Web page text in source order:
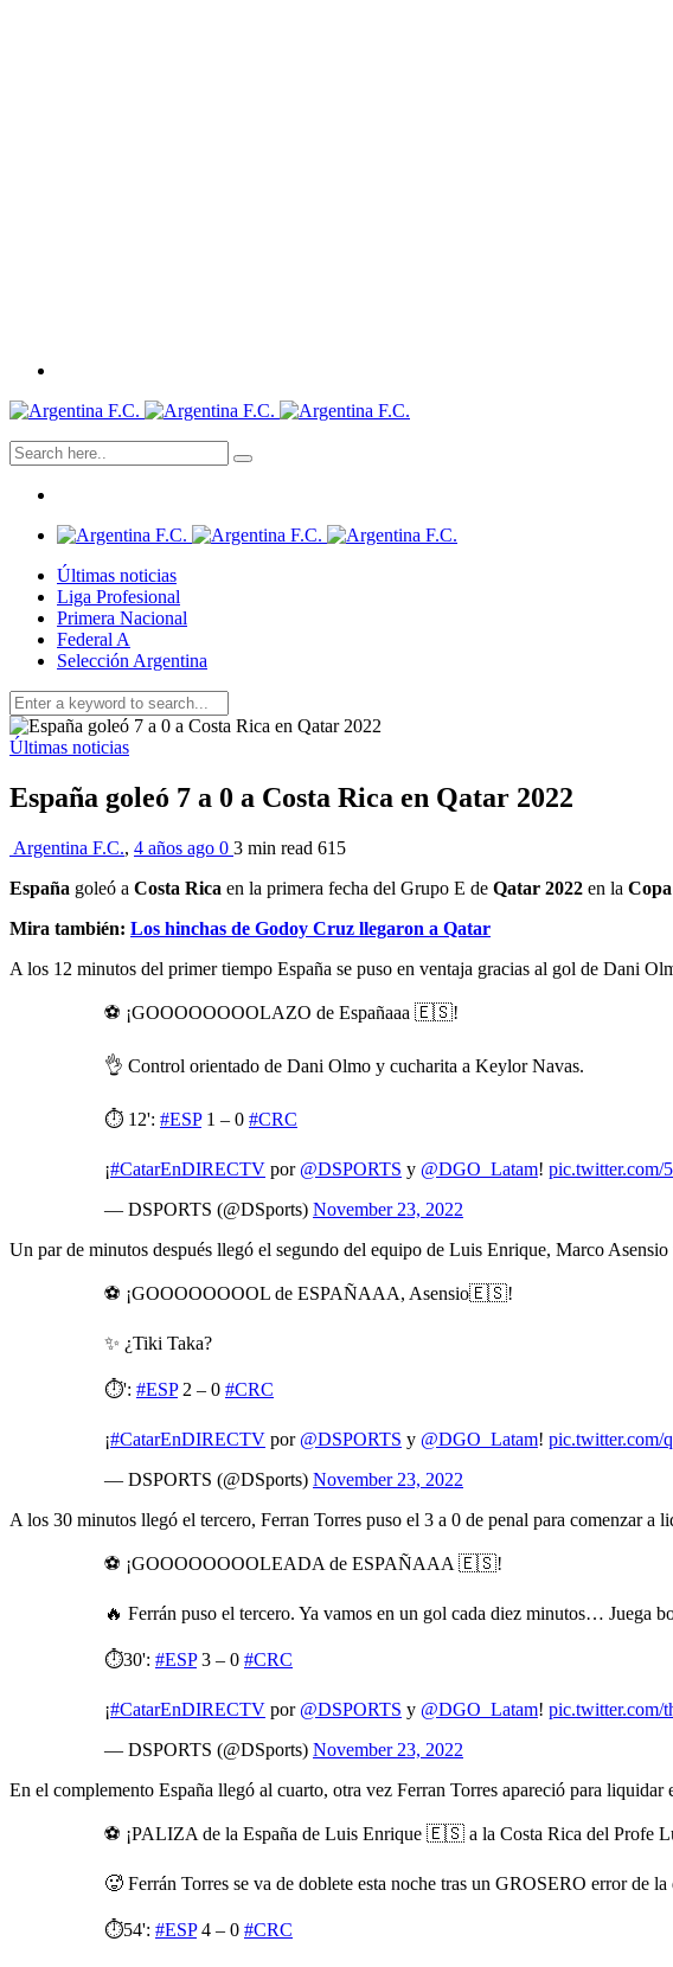
Últimas noticias
Liga Profesional
Primera Nacional
Federal A
Selección Argentina
Últimas noticias
España goleó 7 a 0 a Costa Rica en Qatar 2022
Argentina F.C., 4 años ago 0 3 min read 615
España goleó a Costa Rica en la primera fecha del Grupo E de Qatar 2022 en la
Mira también: Los hinchas de Godoy Cruz llegaron a Qatar
A los 12 minutos del primer tiempo España se puso en ventaja gracias al gol de Dani
⚽️ ¡GOOOOOOOOLAZO de Españaaa 🇪🇸!
👌 Control orientado de Dani Olmo y cucharita a Keylor Navas.
⏱️ 12': #ESP1 – 0 #CRC
¡#CatarEnDIRECTV por @DSPORTS y @DGO_Latam! pic.twitter.com/
— DSPORTS (@DSports) November 23, 2022
Un par de minutos después llegó el segundo del equipo de Luis Enrique, Marco
⚽️ ¡GOOOOOOOOL de ESPAÑAAA, Asensio🇪🇸!
✨ ¿Tiki Taka?
⏱️': #ESP2 – 0 #CRC
¡#CatarEnDIRECTV por @DSPORTS y @DGO_Latam! pic.twitter.com/
— DSPORTS (@DSports) November 23, 2022
A los 30 minutos llegó el tercero, Ferran Torres puso el 3 a 0 de penal para comenzar a
⚽️ ¡GOOOOOOOOLEADA de ESPAÑAAA 🇪🇸!
🔥 Ferrán puso el tercero. Ya vamos en un gol cada diez minutos… Juega
⏱️30': #ESP3 – 0 #CRC
¡#CatarEnDIRECTV por @DSPORTS y @DGO_Latam! pic.twitter.com/
— DSPORTS (@DSports) November 23, 2022
En el complemento España llegó al cuarto, otra vez Ferran Torres apareció para liquidar
⚽️ ¡PALIZA de la España de Luis Enrique 🇪🇸 a la Costa Rica del Profe
🥵 Ferrán Torres se va de doblete esta noche tras un GROSERO error de
⏱️54': #ESP4 – 0 #CRC